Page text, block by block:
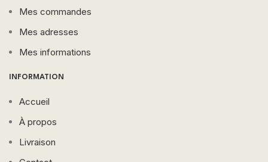
Mes commandes
Mes adresses
Mes informations
INFORMATION
Accueil
À propos
Livraison